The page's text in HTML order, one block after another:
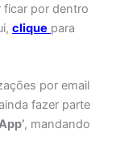
ficar por dentro
clique para
por email
fazer parte
, mandando